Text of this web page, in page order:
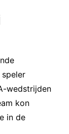
wedstrijden
kon
in de